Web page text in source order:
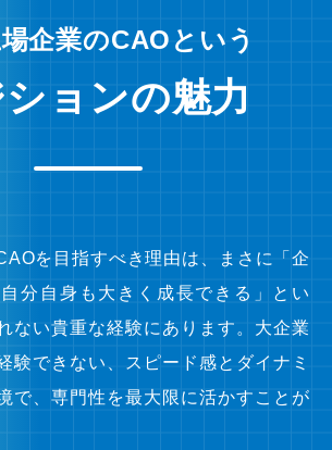
企業のCAOという
ョンの魅力
を目指すべき理由は、まさに「企
分自身も大きく成長できる」とい
ない貴重な経験にあります。大企業
験できない、スピード感とダイナミ
で、専門性を最大限に活かすことが